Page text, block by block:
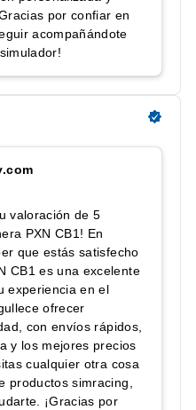
PXN CB1
Botonera (button box)
19 de 9 tipos
botón)
RGB, 7 colores + brillo
ajustable
ABS con acabado estilo
carbono
184 × 144 × 79 mm
~540 g
USB-C (Plug & Play)
PC (Windows)